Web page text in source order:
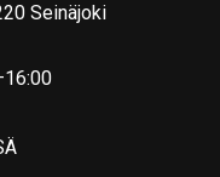
Seinäjoki